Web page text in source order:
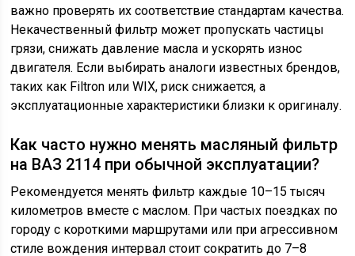
важно проверять их соответствие стандартам качества.
Некачественный фильтр может пропускать частицы
грязи, снижать давление масла и ускорять износ
двигателя. Если выбирать аналоги известных брендов,
таких как Filtron или WIX, риск снижается, а
эксплуатационные характеристики близки к оригиналу.
Как часто нужно менять масляный фильтр
на ВАЗ 2114 при обычной эксплуатации?
Рекомендуется менять фильтр каждые 10–15 тысяч
километров вместе с маслом. При частых поездках по
городу с короткими маршрутами или при агрессивном
стиле вождения интервал стоит сократить до 7–8